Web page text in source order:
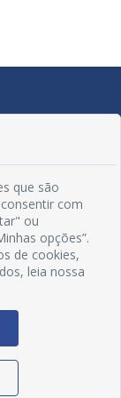
que são
com
ou
opções”.
de cookies,
leia nossa